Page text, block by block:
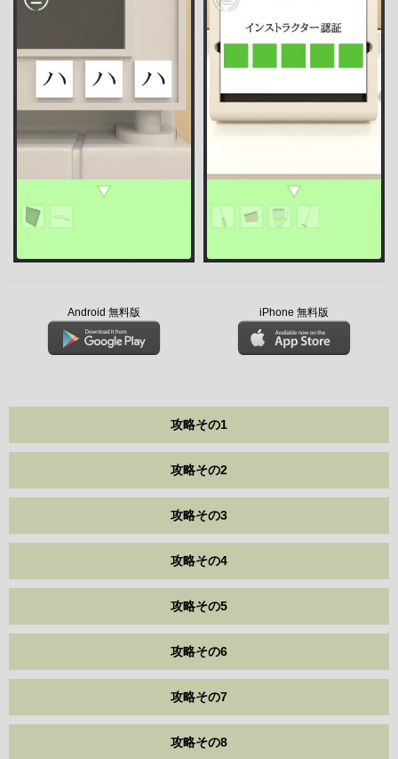
Android 無料版 iPhone 無料版
攻略その1
攻略その2
攻略その3
攻略その4
攻略その5
攻略その6
攻略その7
攻略その8